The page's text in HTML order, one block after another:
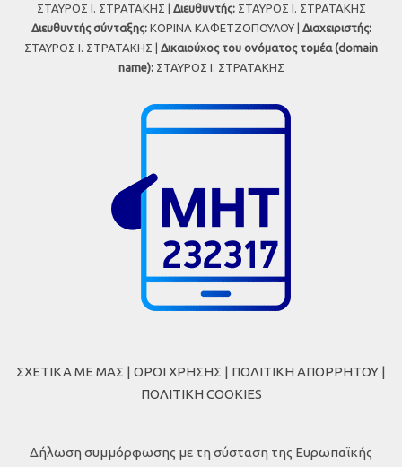
ΣΤΑΥΡΟΣ Ι. ΣΤΡΑΤΑΚΗΣ | Διευθυντής:ΣΤΑΥΡΟΣ Ι. ΣΤΡΑΤΑΚΗΣ
Διευθυντής σύνταξης:ΚΟΡΙΝΑ ΚΑΦΕΤΖΟΠΟΥΛΟΥ | Διαχειριστής:
ΣΤΑΥΡΟΣ Ι. ΣΤΡΑΤΑΚΗΣ | Δικαιούχος του ονόματος τομέα (domain
name):ΣΤΑΥΡΟΣ Ι. ΣΤΡΑΤΑΚΗΣ
ΣΧΕΤΙΚΑ ΜΕ ΜΑΣ | ΟΡΟΙ ΧΡΗΣΗΣ | ΠΟΛΙΤΙΚΗ ΑΠΟΡΡΗΤΟΥ |
ΠΟΛΙΤΙΚΗ COOKIES
Δήλωση συμμόρφωσης με τη σύσταση της Ευρωπαϊκής